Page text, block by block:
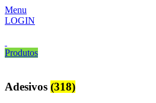
Menu
LOGIN
Produtos
Adesivos (318)